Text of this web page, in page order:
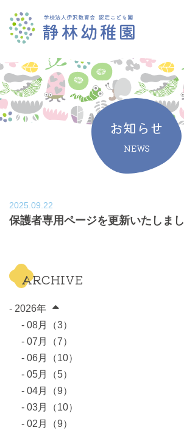
お知らせ
NEWS
ARCHIVE
- 2026年
- 08月（3）
- 07月（7）
- 06月（10）
- 05月（5）
- 04月（9）
- 03月（10）
- 02月（9）
2025.09.22
保護者専用ページを更新いたしまし